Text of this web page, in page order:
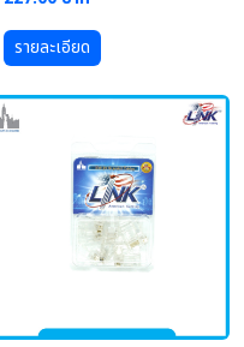
รายละเอียด